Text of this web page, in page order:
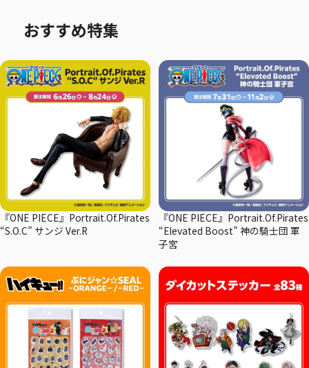
おすすめ特集
『ONE PIECE』Portrait.Of.Pirates
“S.O.C” サンジ Ver.R
『ONE PIECE』Portrait.Of.Pirates
“Elevated Boost” 神の騎士団 軍
子宮